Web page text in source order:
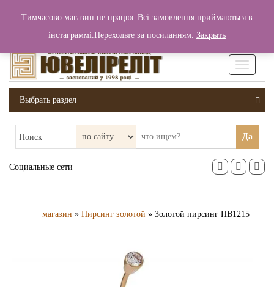
Вход / Регистрация 0 грн.
Выбрать раздел
Поиск Да
Социальные сети
магазин » Пирсинг золотой » Золотой пирсинг ПВ1215
Тимчасово магазин не працює.Всі замовлення приймаються в
інстаграммі.Переходьте за посиланням. Закрыть